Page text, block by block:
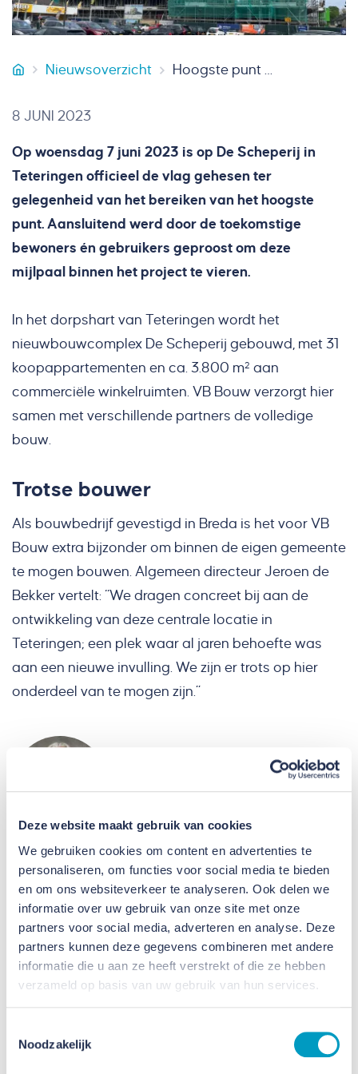
Deze website maakt gebruik van cookies
We gebruiken cookies om content en advertenties te
personaliseren, om functies voor social media te bieden
en om ons websiteverkeer te analyseren. Ook delen we
informatie over uw gebruik van onze site met onze
partners voor social media, adverteren en analyse. Deze
partners kunnen deze gegevens combineren met andere
informatie die u aan ze heeft verstrekt of die ze hebben
verzameld op basis van uw gebruik van hun services.
Noodzakelijk
VB Bouw
Nieuwsoverzicht Hoogste punt De Scheperij in Teteringen bereikt
8 JUNI 2023
Op woensdag 7 juni 2023 is op De Scheperij in
Teteringen officieel de vlag gehesen ter
gelegenheid van het bereiken van het hoogste
punt. Aansluitend werd door de toekomstige
bewoners én gebruikers geproost om deze
mijlpaal binnen het project te vieren.
In het dorpshart van Teteringen wordt het
nieuwbouwcomplex De Scheperij gebouwd, met 31
koopappartementen en ca. 3.800 m² aan
commerciële winkelruimten. VB Bouw verzorgt hier
samen met verschillende partners de volledige
bouw.
Trotse bouwer
Als bouwbedrijf gevestigd in Breda is het voor VB
Bouw extra bijzonder om binnen de eigen gemeente
te mogen bouwen. Algemeen directeur Jeroen de
Bekker vertelt: “We dragen concreet bij aan de
ontwikkeling van deze centrale locatie in
Teteringen; een plek waar al jaren behoefte was
aan een nieuwe invulling. We zijn er trots op hier
onderdeel van te mogen zijn.”
We zijn er trots op om een
onderdeel te zijn van de
ontwikkeling van deze centrale
locatie in Teteringen.
Jeroen de Bekker, Groepsdirecteur Bouwen
Over de Scheperij